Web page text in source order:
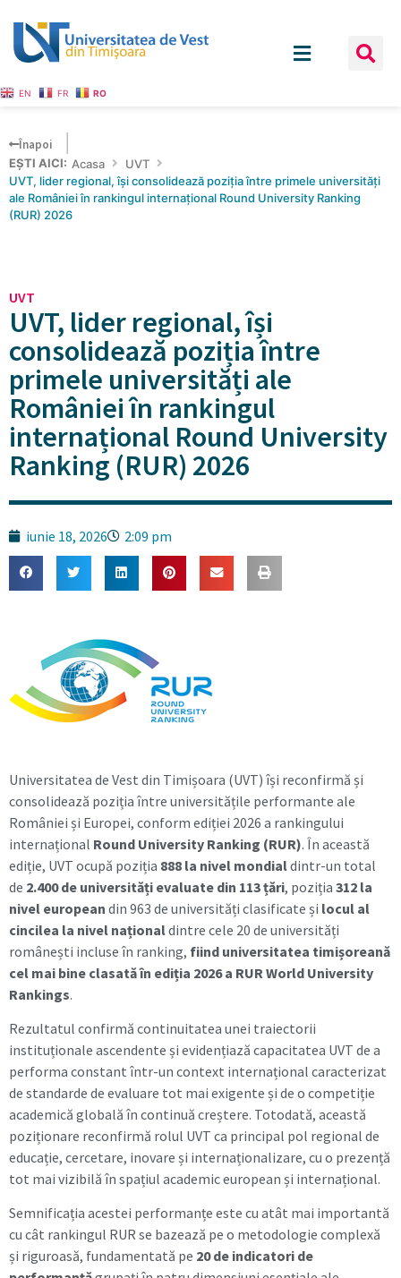
EN FR RO
Înapoi
EȘTI AICI: Acasa
UVT
UVT, lider regional, își consolidează poziția între primele universități
ale României în rankingul internațional Round University Ranking
(RUR) 2026
UVT
UVT, lider regional, își
consolidează poziția între
primele universități ale
României în rankingul
internațional Round University
Ranking (RUR) 2026
iunie 18, 2026 2:09 pm
Universitatea de Vest din Timișoara (UVT) își reconfirmă și
consolidează poziția între universitățile performante ale
României și Europei, conform ediției 2026 a rankingului
internațional Round University Ranking (RUR). În această
ediție, UVT ocupă poziția 888 la nivel mondialdintr-un total
de 2.400 de universități evaluate din 113 țări, poziția 312 la
nivel european din 963 de universități clasificate și locul al
cincilea la nivel naționaldintre cele 20 de universități
românești incluse în ranking, fiind universitatea timișoreană
cel mai bine clasată în ediția 2026 a RUR World University
Rankings.
Rezultatul confirmă continuitatea unei traiectorii
instituționale ascendente și evidențiază capacitatea UVT de a
performa constant într-un context internațional caracterizat
de standarde de evaluare tot mai exigente și de o competiție
academică globală în continuă creștere. Totodată, această
poziționare reconfirmă rolul UVT ca principal pol regional de
educație, cercetare, inovare și internaționalizare, cu o prezență
tot mai vizibilă în spațiul academic european și internațional.
Semnificația acestei performanțe este cu atât mai importantă
cu cât rankingul RUR se bazează pe o metodologie complexă
și riguroasă, fundamentată pe 20 de indicatori de